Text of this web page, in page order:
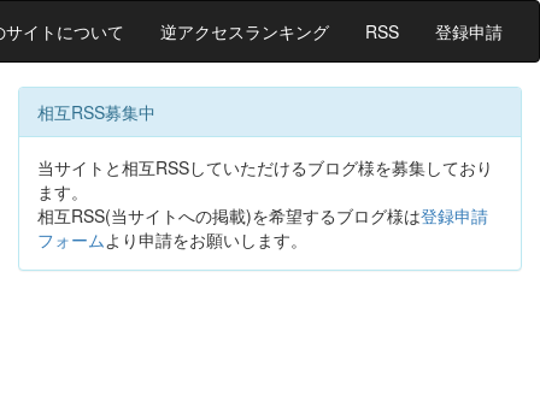
サイトについて 逆アクセスランキング RSS 登録申請
相互RSS募集中
当サイトと相互RSSしていただけるブログ様を募集しており
ます。
相互RSS(当サイトへの掲載)を希望するブログ様は登録申請
フォームより申請をお願いします。